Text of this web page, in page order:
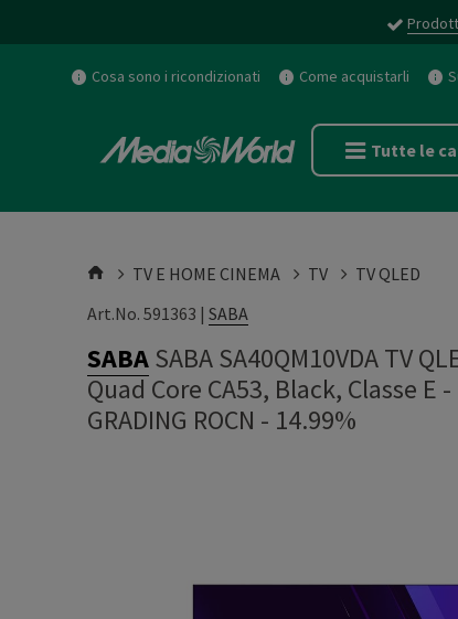
Cosa sono i ricondizionati Come acquistarli
Tutte le
TV E HOME CINEMA TV
TV QLED
Art.No. 591363 | SABA
SABASABA SA40QM10VDA TV
Quad Core CA53, Black, Classe E -
GRADING ROCN - 14.99%